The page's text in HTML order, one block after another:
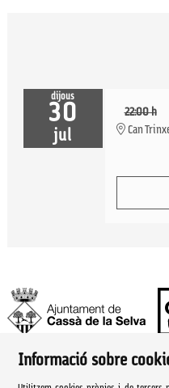
dijous
30
jul
22:00 h
Can
Informació sobre